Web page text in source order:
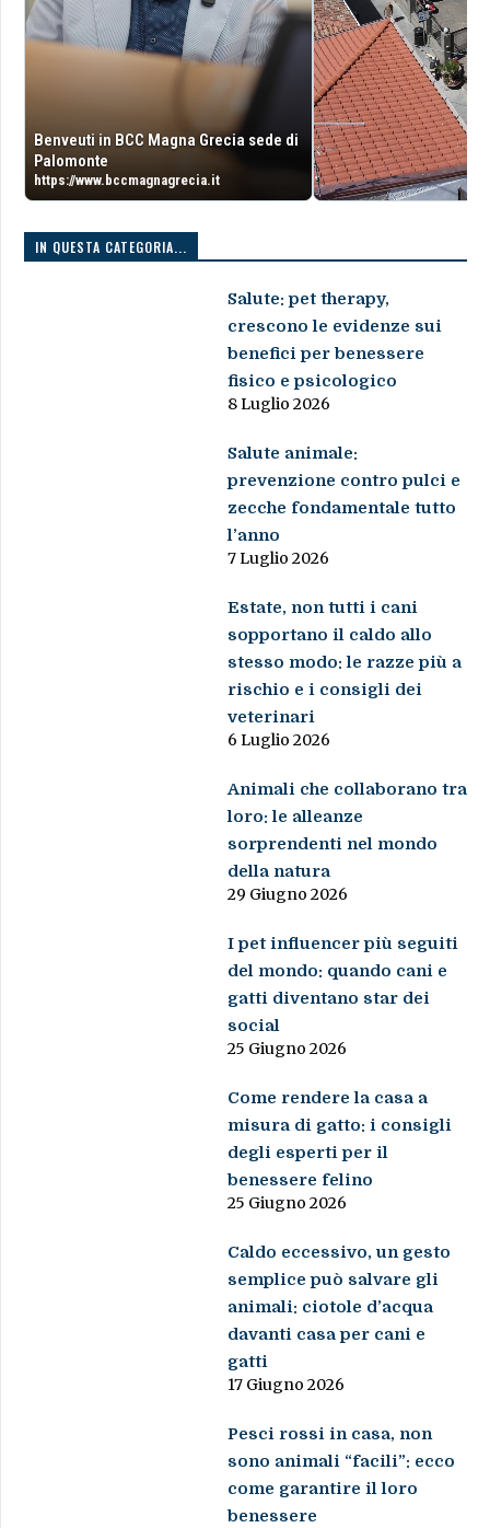
Benveuti in BCC Magna Grecia sede di
Palomonte
https://www.bccmagnagrecia.it
IN QUESTA CATEGORIA...
Salute: pet therapy,
crescono le evidenze sui
benefici per benessere
fisico e psicologico
8 Luglio 2026
Salute animale:
prevenzione contro pulci e
zecche fondamentale tutto
l’anno
7 Luglio 2026
Estate, non tutti i cani
sopportano il caldo allo
stesso modo: le razze più a
rischio e i consigli dei
veterinari
6 Luglio 2026
Animali che collaborano tra
loro: le alleanze
sorprendenti nel mondo
della natura
29 Giugno 2026
I pet influencer più seguiti
del mondo: quando cani e
gatti diventano star dei
social
25 Giugno 2026
Come rendere la casa a
misura di gatto: i consigli
degli esperti per il
benessere felino
25 Giugno 2026
Caldo eccessivo, un gesto
semplice può salvare gli
animali: ciotole d’acqua
davanti casa per cani e
gatti
17 Giugno 2026
Pesci rossi in casa, non
sono animali “facili”: ecco
come garantire il loro
benessere